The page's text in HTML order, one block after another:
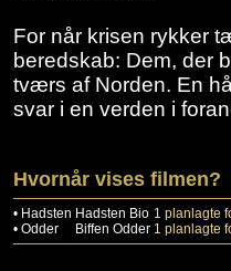
For når krisen rykker
beredskab: Dem, der
tværs af Norden. En
svar i en verden i
Hvornår vises filmen?
• Hadsten Hadsten Bio 1 planlagte
• Odder Biffen Odder 1 planlagte